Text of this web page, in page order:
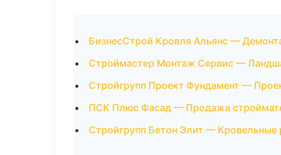
БизнесСтрой Кровля Альянс —
Строймастер Монтаж Сервис —
Стройгрупп Проект Фундамент —
ПСК Плюс Фасад — Продажа
Стройгрупп Бетон Элит — Кровельные